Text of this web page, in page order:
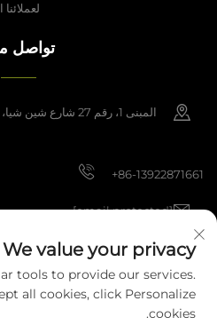
تواصل
المبنى 1، رقم 27
+86-13922871661
[email protected]
حقوق النشر © 2025 شركة
محفوظة. سياسة
We value your privacy
tools to provide our services.
all cookies, click Personalize
cookies.